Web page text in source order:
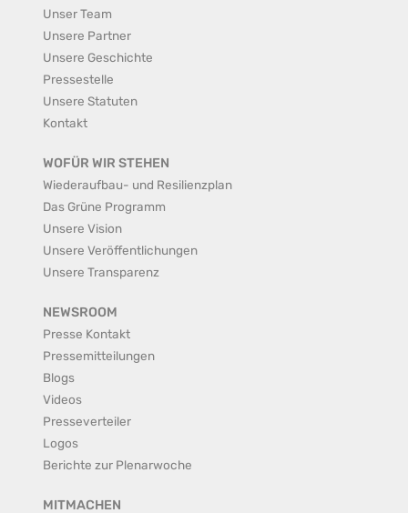
Unser Team
Unsere Partner
Unsere Geschichte
Pressestelle
Unsere Statuten
Kontakt
WOFÜR WIR STEHEN
Wiederaufbau- und Resilienzplan
Das Grüne Programm
Unsere Vision
Unsere Veröffentlichungen
Unsere Transparenz
NEWSROOM
Presse Kontakt
Pressemitteilungen
Blogs
Videos
Presseverteiler
Logos
Berichte zur Plenarwoche
MITMACHEN